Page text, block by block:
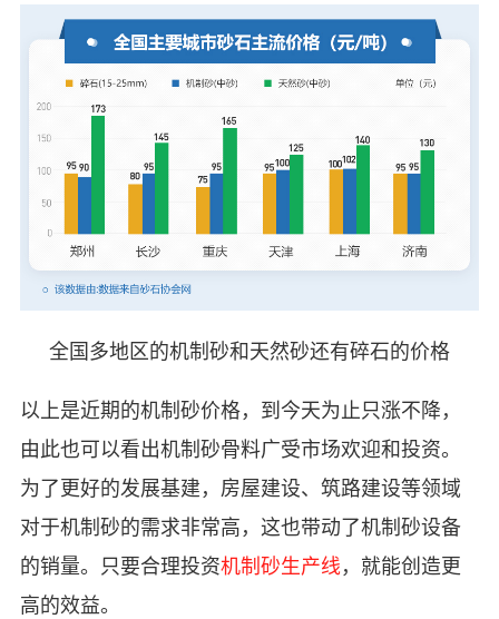
全国多地区的机制砂和天然砂还有碎石的价格
以上是近期的机制砂价格，到今天为止只涨不降，
由此也可以看出机制砂骨料广受市场欢迎和投资。
为了更好的发展基建，房屋建设、筑路建设等领域
对于机制砂的需求非常高，这也带动了机制砂设备
的销量。只要合理投资机制砂生产线，就能创造更
高的效益。